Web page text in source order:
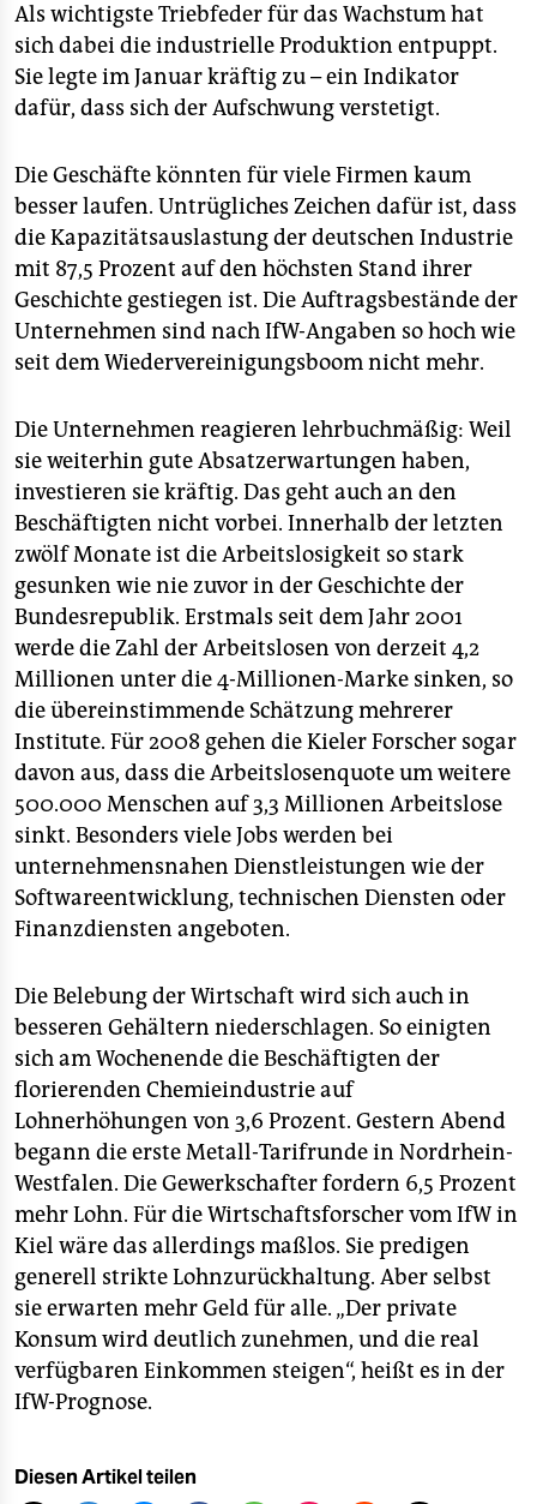
Als wichtigste Triebfeder für das Wachstum hat
sich dabei die industrielle Produktion entpuppt.
Sie legte im Januar kräftig zu – ein Indikator
dafür, dass sich der Aufschwung verstetigt.
Die Geschäfte könnten für viele Firmen kaum
besser laufen. Untrügliches Zeichen dafür ist, dass
die Kapazitätsauslastung der deutschen Industrie
mit 87,5 Prozent auf den höchsten Stand ihrer
Geschichte gestiegen ist. Die Auftragsbestände der
Unternehmen sind nach IfW-Angaben so hoch wie
seit dem Wiedervereinigungsboom nicht mehr.
Die Unternehmen reagieren lehrbuchmäßig: Weil
sie weiterhin gute Absatzerwartungen haben,
investieren sie kräftig. Das geht auch an den
Beschäftigten nicht vorbei. Innerhalb der letzten
zwölf Monate ist die Arbeitslosigkeit so stark
gesunken wie nie zuvor in der Geschichte der
Bundesrepublik. Erstmals seit dem Jahr 2001
werde die Zahl der Arbeitslosen von derzeit 4,2
Millionen unter die 4-Millionen-Marke sinken, so
die übereinstimmende Schätzung mehrerer
Institute. Für 2008 gehen die Kieler Forscher sogar
davon aus, dass die Arbeitslosenquote um weitere
500.000 Menschen auf 3,3 Millionen Arbeitslose
sinkt. Besonders viele Jobs werden bei
unternehmensnahen Dienstleistungen wie der
Softwareentwicklung, technischen Diensten oder
Finanzdiensten angeboten.
Die Belebung der Wirtschaft wird sich auch in
besseren Gehältern niederschlagen. So einigten
sich am Wochenende die Beschäftigten der
florierenden Chemieindustrie auf
Lohnerhöhungen von 3,6 Prozent. Gestern Abend
begann die erste Metall-Tarifrunde in Nordrhein-
Westfalen. Die Gewerkschafter fordern 6,5 Prozent
mehr Lohn. Für die Wirtschaftsforscher vom IfW in
Kiel wäre das allerdings maßlos. Sie predigen
generell strikte Lohnzurückhaltung. Aber selbst
sie erwarten mehr Geld für alle. „Der private
Konsum wird deutlich zunehmen, und die real
verfügbaren Einkommen steigen“, heißt es in der
IfW-Prognose.
Diesen Artikel teilen